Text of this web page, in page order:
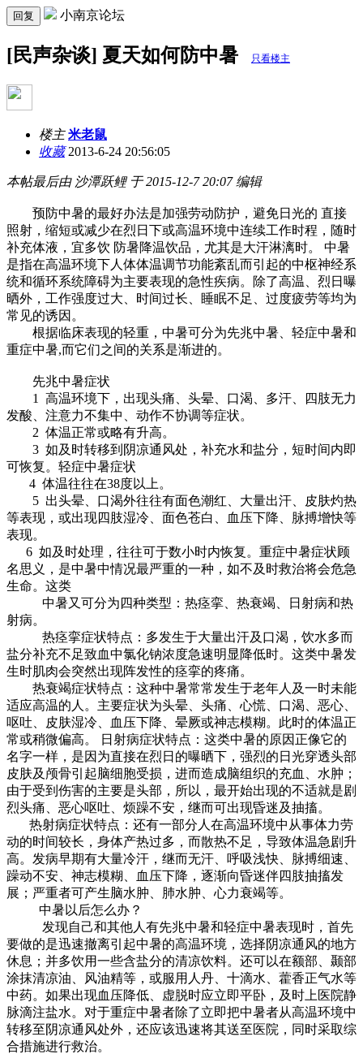
回复 小南京论坛
[民声杂谈] 夏天如何防中暑 只看楼主
楼主 米老鼠
收藏2013-6-24 20:56:05
本帖最后由 沙潭跃鲤 于 2015-12-7 20:07 编辑
预防中暑的最好办法是加强劳动防护，避免日光的 直接
照射，缩短或减少在烈日下或高温环境中连续工作时程，随时
补充体液，宜多饮 防暑降温饮品，尤其是大汗淋漓时。 中暑
是指在高温环境下人体体温调节功能紊乱而引起的中枢神经系
统和循环系统障碍为主要表现的急性疾病。除了高温、烈日曝
晒外，工作强度过大、时间过长、睡眠不足、过度疲劳等均为
常见的诱因。
根据临床表现的轻重，中暑可分为先兆中暑、轻症中暑和
重症中暑,而它们之间的关系是渐进的。
先兆中暑症状
1 高温环境下，出现头痛、头晕、口渴、多汗、四肢无力
发酸、注意力不集中、动作不协调等症状。
2 体温正常或略有升高。
3 如及时转移到阴凉通风处，补充水和盐分，短时间内即
可恢复。轻症中暑症状
4 体温往往在38度以上。
5 出头晕、口渴外往往有面色潮红、大量出汗、皮肤灼热
等表现，或出现四肢湿冷、面色苍白、血压下降、脉搏增快等
表现。
6 如及时处理，往往可于数小时内恢复。重症中暑症状顾
名思义，是中暑中情况最严重的一种，如不及时救治将会危急
生命。这类
中暑又可分为四种类型：热痉挛、热衰竭、日射病和热
射病。
热痉挛症状特点：多发生于大量出汗及口渴，饮水多而
盐分补充不足致血中氯化钠浓度急速明显降低时。这类中暑发
生时肌肉会突然出现阵发性的痉挛的疼痛。
热衰竭症状特点：这种中暑常常发生于老年人及一时未能
适应高温的人。主要症状为头晕、头痛、心慌、口渴、恶心、
呕吐、皮肤湿冷、血压下降、晕厥或神志模糊。此时的体温正
常或稍微偏高。 日射病症状特点：这类中暑的原因正像它的
名字一样，是因为直接在烈日的曝晒下，强烈的日光穿透头部
皮肤及颅骨引起脑细胞受损，进而造成脑组织的充血、水肿；
由于受到伤害的主要是头部，所以，最开始出现的不适就是剧
烈头痛、恶心呕吐、烦躁不安，继而可出现昏迷及抽搐。
热射病症状特点：还有一部分人在高温环境中从事体力劳
动的时间较长，身体产热过多，而散热不足，导致体温急剧升
高。发病早期有大量冷汗，继而无汗、呼吸浅快、脉搏细速、
躁动不安、神志模糊、血压下降，逐渐向昏迷伴四肢抽搐发
展；严重者可产生脑水肿、肺水肿、心力衰竭等。
中暑以后怎么办？
发现自己和其他人有先兆中暑和轻症中暑表现时，首先
要做的是迅速撤离引起中暑的高温环境，选择阴凉通风的地方
休息；并多饮用一些含盐分的清凉饮料。还可以在额部、颞部
涂抹清凉油、风油精等，或服用人丹、十滴水、藿香正气水等
中药。如果出现血压降低、虚脱时应立即平卧，及时上医院静
脉滴注盐水。对于重症中暑者除了立即把中暑者从高温环境中
转移至阴凉通风处外，还应该迅速将其送至医院，同时采取综
合措施进行救治。